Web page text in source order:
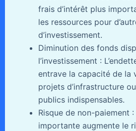
frais d’intérêt plus
les ressources pour
d’investissement.
Diminution des fonds
l’investissement :
entrave la capacité de la
projets d’infrastructure
publics indispensables.
Risque de non-paiement
importante augmente le